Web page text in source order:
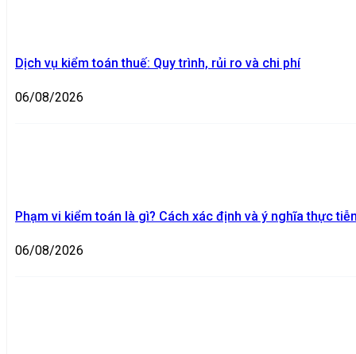
Dịch vụ kiểm toán thuế: Quy trình, rủi ro và chi phí
06/08/2026
Phạm vi kiểm toán là gì? Cách xác định và ý nghĩa thực
06/08/2026